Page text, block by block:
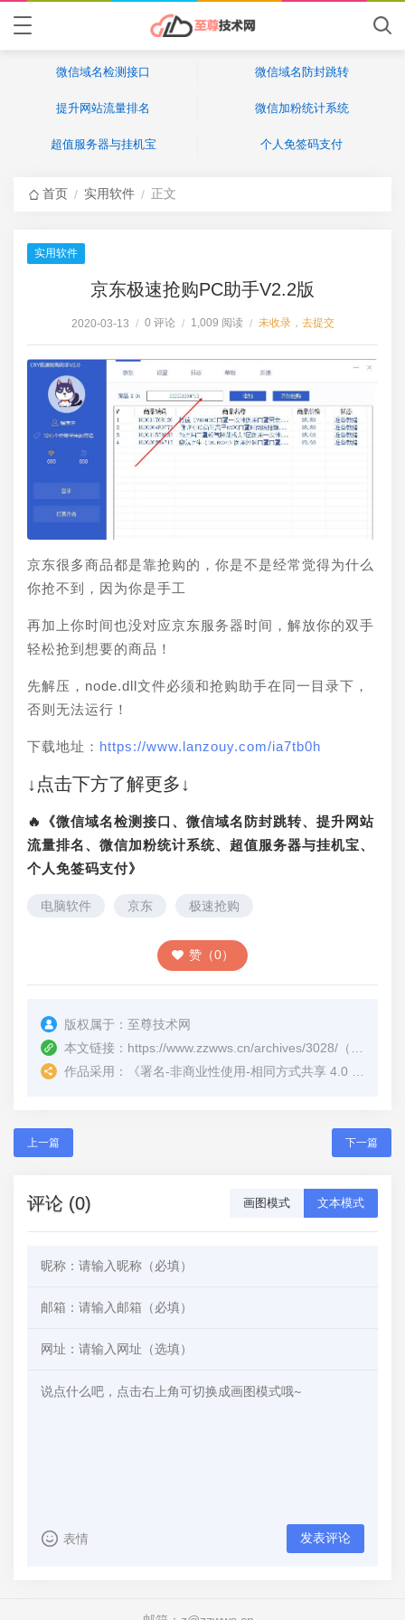
微信域名检测接口 微信域名防封跳转
提升网站流量排名 微信加粉统计系统
超值服务器与挂机宝 个人免签码支付
首页 / 实用软件 / 正文
实用软件
京东极速抢购PC助手V2.2版
2020-03-13 / 0 评论 / 1,009 阅读 / 未收录，去提交
京东很多商品都是靠抢购的，你是不是经常觉得为什么
你抢不到，因为你是手工
再加上你时间也没对应京东服务器时间，解放你的双手
轻松抢到想要的商品！
先解压，node.dll文件必须和抢购助手在同一目录下，
否则无法运行！
下载地址： https://www.lanzouy.com/ia7tb0h
↓点击下方了解更多↓
🔥《微信域名检测接口、微信域名防封跳转、提升网站
流量排名、微信加粉统计系统、超值服务器与挂机宝、
个人免签码支付》
电脑软件 京东 极速抢购
赞（0）
版权属于： 至尊技术网
本文链接： https://www.zzwws.cn/archives/3028/ （转载时请注明本文出处及文章链接）
作品采用：
《署名-非商业性使用-相同方式共享 4.0 国际 (CC BY-NC-SA 4.0)
上一篇 下一篇
评论 (0) 画图模式 文本模式
表情 发表评论